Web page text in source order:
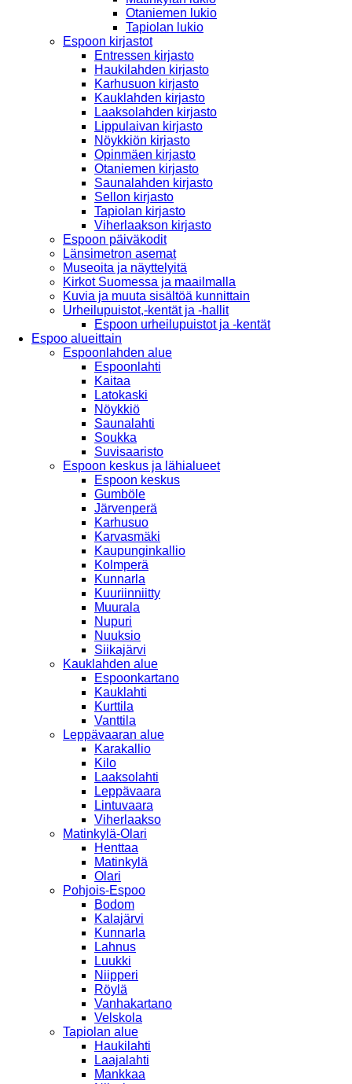
Otaniemen lukio
Tapiolan lukio
Espoon kirjastot
Entressen kirjasto
Haukilahden kirjasto
Karhusuon kirjasto
Kauklahden kirjasto
Laaksolahden kirjasto
Lippulaivan kirjasto
Nöykkiön kirjasto
Opinmäen kirjasto
Otaniemen kirjasto
Saunalahden kirjasto
Sellon kirjasto
Tapiolan kirjasto
Viherlaakson kirjasto
Espoon päiväkodit
Länsimetron asemat
Museoita ja näyttelyitä
Kirkot Suomessa ja maailmalla
Kuvia ja muuta sisältöä kunnittain
Urheilupuistot,-kentät ja -hallit
Espoon urheilupuistot ja -kentät
Espoo alueittain
Espoonlahden alue
Espoonlahti
Kaitaa
Latokaski
Nöykkiö
Saunalahti
Soukka
Suvisaaristo
Espoon keskus ja lähialueet
Espoon keskus
Gumböle
Järvenperä
Karhusuo
Karvasmäki
Kaupunginkallio
Kolmperä
Kunnarla
Kuuriinniitty
Muurala
Nupuri
Nuuksio
Siikajärvi
Kauklahden alue
Espoonkartano
Kauklahti
Kurttila
Vanttila
Leppävaaran alue
Karakallio
Kilo
Laaksolahti
Leppävaara
Lintuvaara
Viherlaakso
Matinkylä-Olari
Henttaa
Matinkylä
Olari
Pohjois-Espoo
Bodom
Kalajärvi
Kunnarla
Lahnus
Luukki
Niipperi
Röylä
Vanhakartano
Velskola
Tapiolan alue
Haukilahti
Laajalahti
Mankkaa